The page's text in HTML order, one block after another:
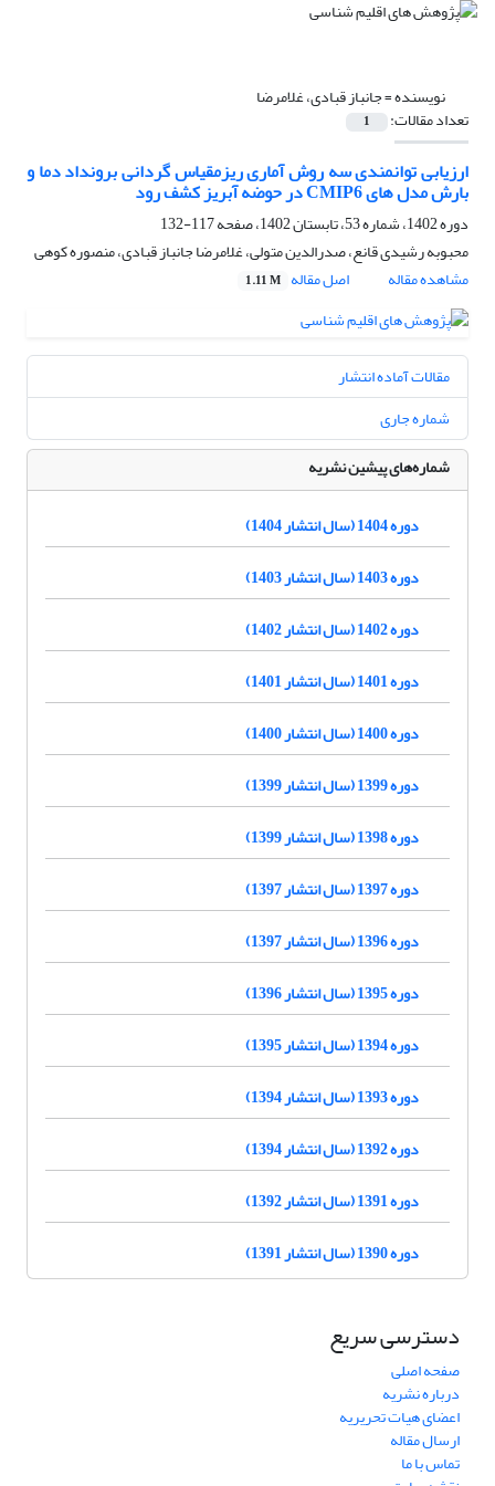
نویسنده =جانباز قبادی، غلامرضا
تعداد مقالات: 1
ارزیابی توانمندی سه روش آماری ریزمقیاس گردانی برونداد دما و
بارش مدل های CMIP6 در حوضه آبریز کشف رود
دوره 1402، شماره 53، تابستان 1402، صفحه
117-132
محبوبه رشیدی قانع، صدرالدین متولی، غلامرضا جانباز قبادی، منصوره کوهی
مشاهده مقاله
اصل مقاله 1.11 M
مقالات آماده انتشار
شماره جاری
شماره‌های پیشین نشریه
دوره 1404 (سال انتشار 1404)
دوره 1403 (سال انتشار 1403)
دوره 1402 (سال انتشار 1402)
دوره 1401 (سال انتشار 1401)
دوره 1400 (سال انتشار 1400)
دوره 1399 (سال انتشار 1399)
دوره 1398 (سال انتشار 1399)
دوره 1397 (سال انتشار 1397)
دوره 1396 (سال انتشار 1397)
دوره 1395 (سال انتشار 1396)
دوره 1394 (سال انتشار 1395)
دوره 1393 (سال انتشار 1394)
دوره 1392 (سال انتشار 1394)
دوره 1391 (سال انتشار 1392)
دوره 1390 (سال انتشار 1391)
دسترسی سریع
صفحه اصلی
درباره نشریه
اعضای هیات تحریریه
ارسال مقاله
تماس با ما